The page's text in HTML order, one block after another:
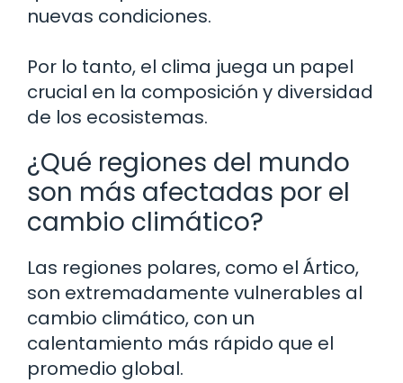
nuevas condiciones.
Por lo tanto, el clima juega un papel
crucial en la composición y diversidad
de los ecosistemas.
¿Qué regiones del mundo
son más afectadas por el
cambio climático?
Las regiones polares, como el Ártico,
son extremadamente vulnerables al
cambio climático, con un
calentamiento más rápido que el
promedio global.